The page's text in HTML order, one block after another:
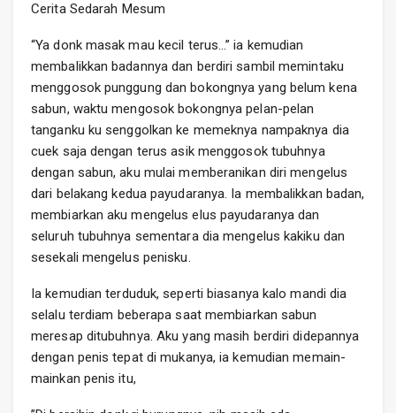
Cerita Sedarah Mesum
“Ya donk masak mau kecil terus…” ia kemudian
membalikkan badannya dan berdiri sambil memintaku
menggosok punggung dan bokongnya yang belum kena
sabun, waktu mengosok bokongnya pelan-pelan
tanganku ku senggolkan ke memeknya nampaknya dia
cuek saja dengan terus asik menggosok tubuhnya
dengan sabun, aku mulai memberanikan diri mengelus
dari belakang kedua payudaranya. Ia membalikkan badan,
membiarkan aku mengelus elus payudaranya dan
seluruh tubuhnya sementara dia mengelus kakiku dan
sesekali mengelus penisku.
Ia kemudian terduduk, seperti biasanya kalo mandi dia
selalu terdiam beberapa saat membiarkan sabun
meresap ditubuhnya. Aku yang masih berdiri didepannya
dengan penis tepat di mukanya, ia kemudian memain-
mainkan penis itu,